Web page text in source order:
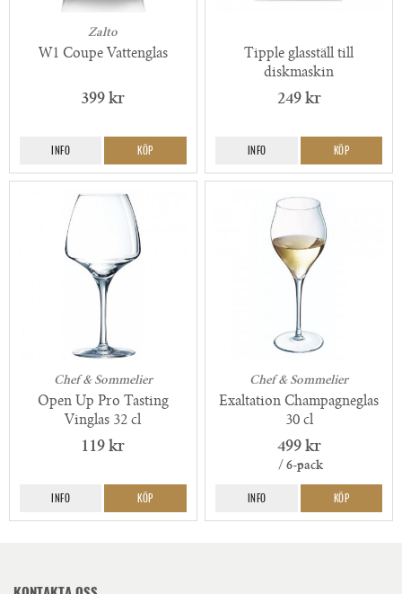
Zalto
W1 Coupe Vattenglas
399 kr
INFO KÖP
Tipple glasställ till
diskmaskin
249 kr
INFO KÖP
Chef & Sommelier
Open Up Pro Tasting
Vinglas 32 cl
119 kr
INFO KÖP
Chef & Sommelier
Exaltation Champagneglas
30 cl
499 kr
/ 6-pack
INFO KÖP